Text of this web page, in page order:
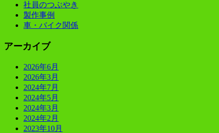
社員のつぶやき
製作事例
車・バイク関係
アーカイブ
2026年6月
2026年3月
2024年7月
2024年5月
2024年3月
2024年2月
2023年10月